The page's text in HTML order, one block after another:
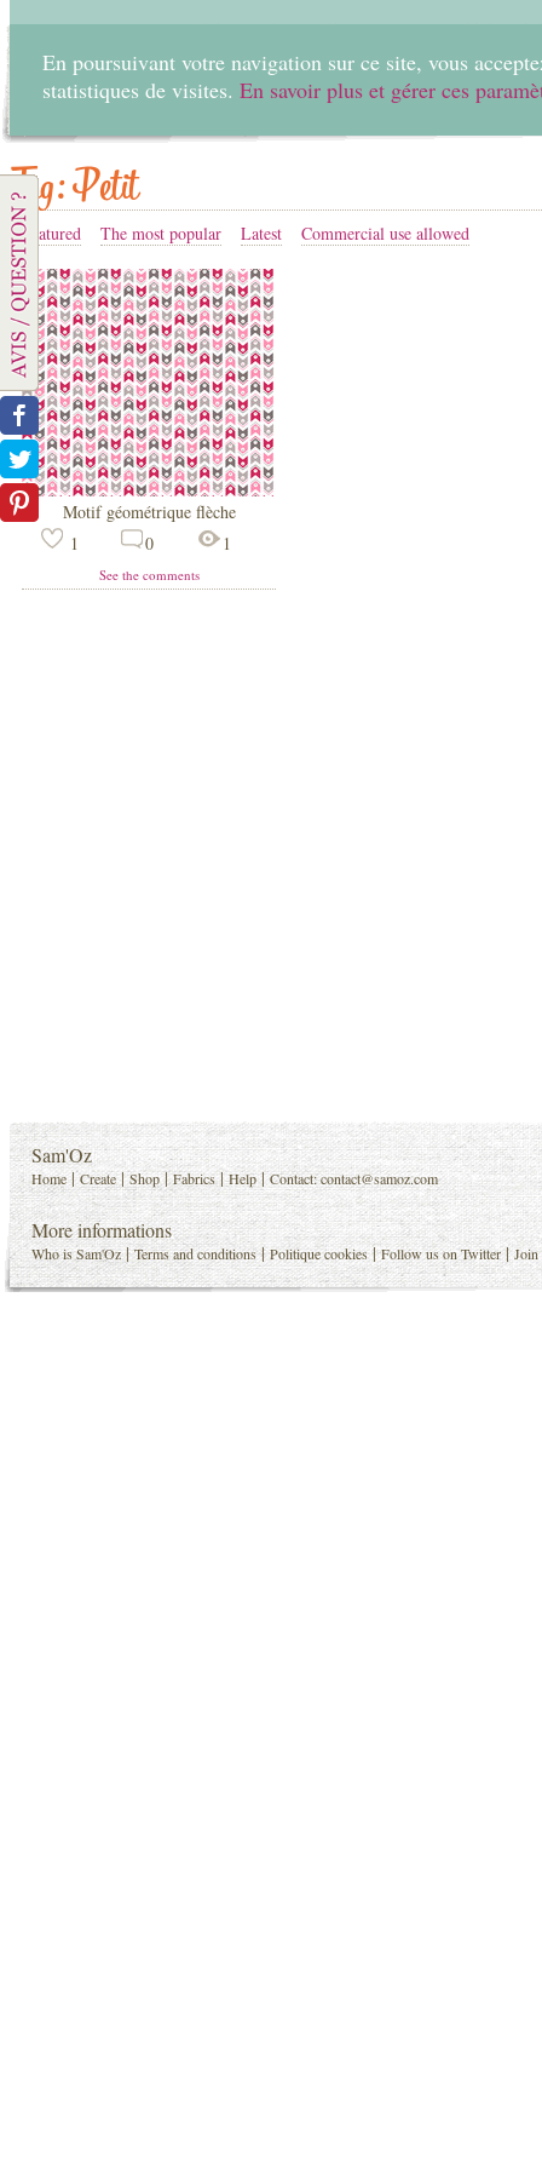
En poursuivant votre navigation sur ce site, vous
statistiques de visites. En savoir plus et gérer ces
Tag: Petit
Featured The most popular Latest Commercial use allowed
Motif géométrique flèche
1
0 1
See the comments
Sam'Oz
Home |Create |Shop |Fabrics |Help |Contact:contact@samoz.com
More informations
Who is Sam'Oz |Terms and conditions |Politique cookies |Follow us on Twitter |Join